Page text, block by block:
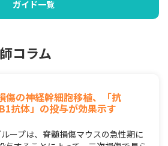
ガイド一覧
コラム
傷の神経幹細胞移植、「抗
抗体」の投与が効果示す
ープは、脊髄損傷マウスの急性期に